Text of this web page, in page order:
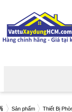
Sản phẩm Thiết Bị